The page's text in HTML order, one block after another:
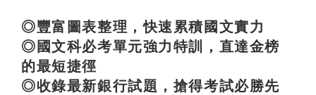
◎豐富圖表整理，快速累積國文實力
◎國文科必考單元強力特訓，直達金榜
的最短捷徑
◎收錄最新銀行試題，搶得考試必勝先